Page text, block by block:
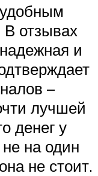
В отзывах
и
–
лучшей
денег у
на один
не стоит.